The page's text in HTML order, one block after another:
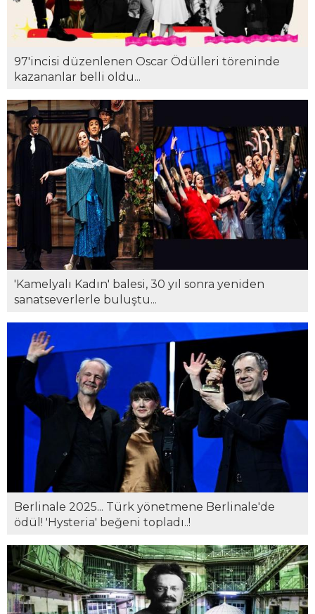
97'incisi düzenlenen Oscar Ödülleri töreninde
kazananlar belli oldu...
'Kamelyalı Kadın' balesi, 30 yıl sonra yeniden
sanatseverlerle buluştu...
Berlinale 2025... Türk yönetmene Berlinale'de
ödül! 'Hysteria' beğeni topladı..!